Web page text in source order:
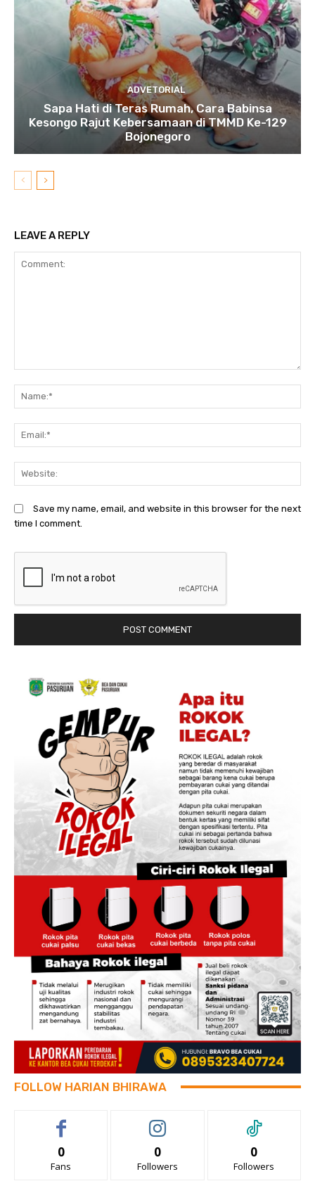
ADVETORIAL
Sapa Hati di Teras Rumah, Cara Babinsa
Kesongo Rajut Kebersamaan di TMMD Ke-129
Bojonegoro
LEAVE A REPLY
Save my name, email, and website in this browser for the next
time I comment.
FOLLOW HARIAN BHIRAWA
0
Fans
0
Followers
0
Followers